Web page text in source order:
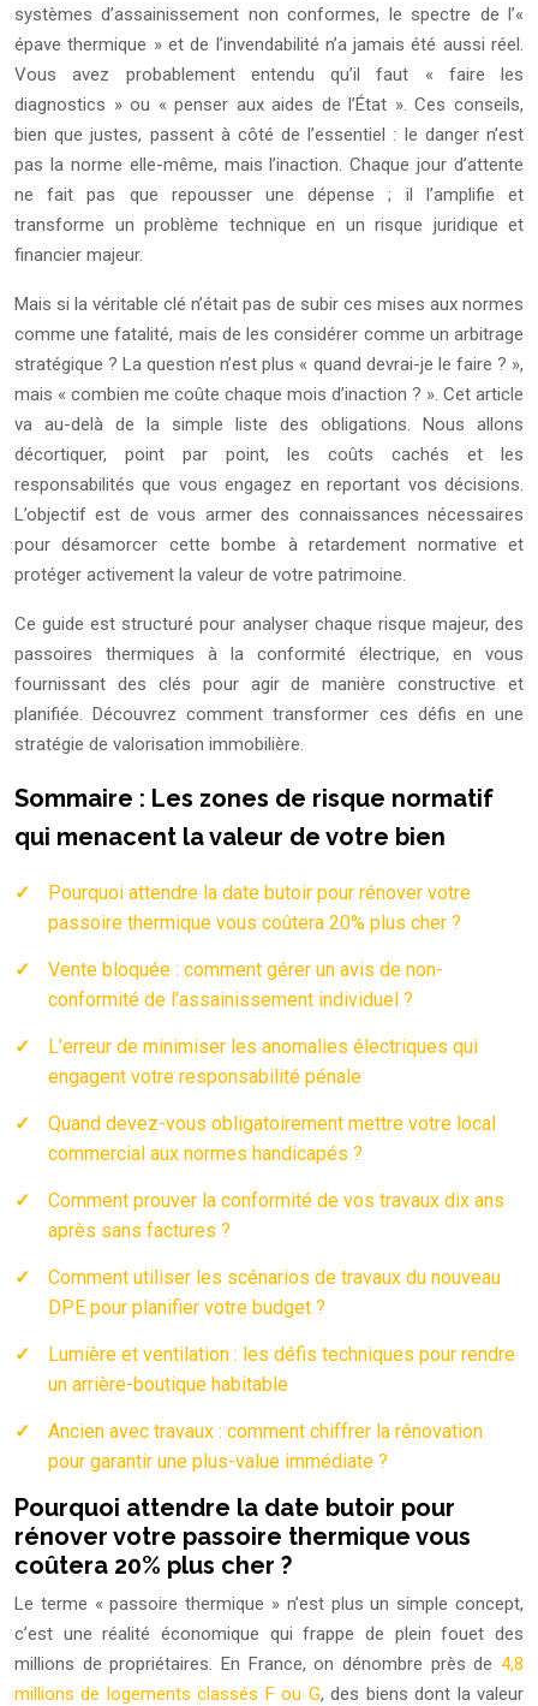
systèmes d’assainissement non conformes, le spectre de l’«
épave thermique » et de l’invendabilité n’a jamais été aussi réel.
Vous avez probablement entendu qu’il faut « faire les
diagnostics » ou « penser aux aides de l’État ». Ces conseils,
bien que justes, passent à côté de l’essentiel : le danger n’est
pas la norme elle-même, mais l’inaction. Chaque jour d’attente
ne fait pas que repousser une dépense ; il l’amplifie et
transforme un problème technique en un risque juridique et
financier majeur.
Mais si la véritable clé n’était pas de subir ces mises aux normes
comme une fatalité, mais de les considérer comme un arbitrage
stratégique ? La question n’est plus « quand devrai-je le faire ? »,
mais « combien me coûte chaque mois d’inaction ? ». Cet article
va au-delà de la simple liste des obligations. Nous allons
décortiquer, point par point, les coûts cachés et les
responsabilités que vous engagez en reportant vos décisions.
L’objectif est de vous armer des connaissances nécessaires
pour désamorcer cette bombe à retardement normative et
protéger activement la valeur de votre patrimoine.
Ce guide est structuré pour analyser chaque risque majeur, des
passoires thermiques à la conformité électrique, en vous
fournissant des clés pour agir de manière constructive et
planifiée. Découvrez comment transformer ces défis en une
stratégie de valorisation immobilière.
Sommaire : Les zones de risque normatif
qui menacent la valeur de votre bien
Pourquoi attendre la date butoir pour rénover votre
passoire thermique vous coûtera 20% plus cher ?
Vente bloquée : comment gérer un avis de non-
conformité de l’assainissement individuel ?
L’erreur de minimiser les anomalies électriques qui
engagent votre responsabilité pénale
Quand devez-vous obligatoirement mettre votre local
commercial aux normes handicapés ?
Comment prouver la conformité de vos travaux dix ans
après sans factures ?
Comment utiliser les scénarios de travaux du nouveau
DPE pour planifier votre budget ?
Lumière et ventilation : les défis techniques pour rendre
un arrière-boutique habitable
Ancien avec travaux : comment chiffrer la rénovation
pour garantir une plus-value immédiate ?
Pourquoi attendre la date butoir pour
rénover votre passoire thermique vous
coûtera 20% plus cher ?
Le terme « passoire thermique » n’est plus un simple concept,
c’est une réalité économique qui frappe de plein fouet des
millions de propriétaires. En France, on dénombre près de 4,8
millions de logements classés F ou G, des biens dont la valeur